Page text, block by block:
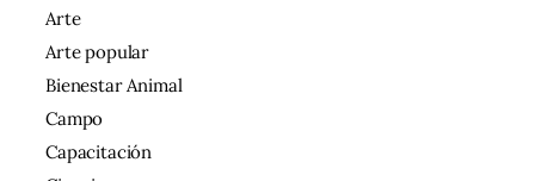
Arte
Arte popular
Bienestar Animal
Campo
Capacitación